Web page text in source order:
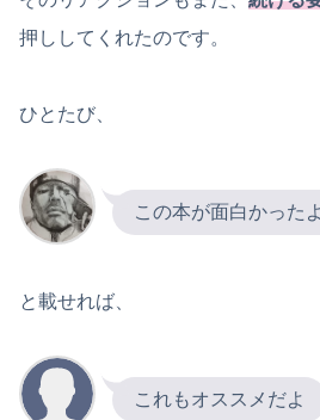
押ししてくれたのです。
ひとたび、
この本が面白かったよ
と載せれば、
これもオススメだよ